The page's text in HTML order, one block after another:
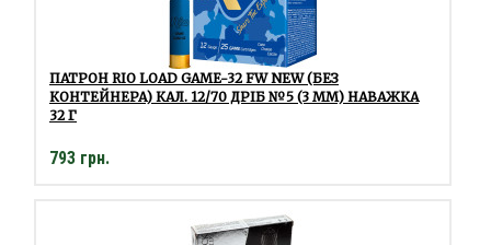
ПАТРОН RIO LOAD GAME-32 FW NEW (БЕЗ
КОНТЕЙНЕРА) КАЛ. 12/70 ДРІБ №5 (3 ММ) НАВАЖКА
32 Г
793 грн.